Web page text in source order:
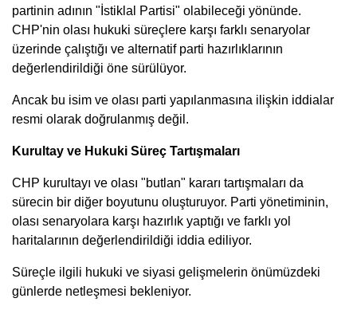
partinin adının "İstiklal Partisi" olabileceği yönünde.
CHP'nin olası hukuki süreçlere karşı farklı senaryolar
üzerinde çalıştığı ve alternatif parti hazırlıklarının
değerlendirildiği öne sürülüyor.
Ancak bu isim ve olası parti yapılanmasına ilişkin iddialar
resmi olarak doğrulanmış değil.
Kurultay ve Hukuki Süreç Tartışmaları
CHP kurultayı ve olası "butlan" kararı tartışmaları da
sürecin bir diğer boyutunu oluşturuyor. Parti yönetiminin,
olası senaryolara karşı hazırlık yaptığı ve farklı yol
haritalarının değerlendirildiği iddia ediliyor.
Süreçle ilgili hukuki ve siyasi gelişmelerin önümüzdeki
günlerde netleşmesi bekleniyor.